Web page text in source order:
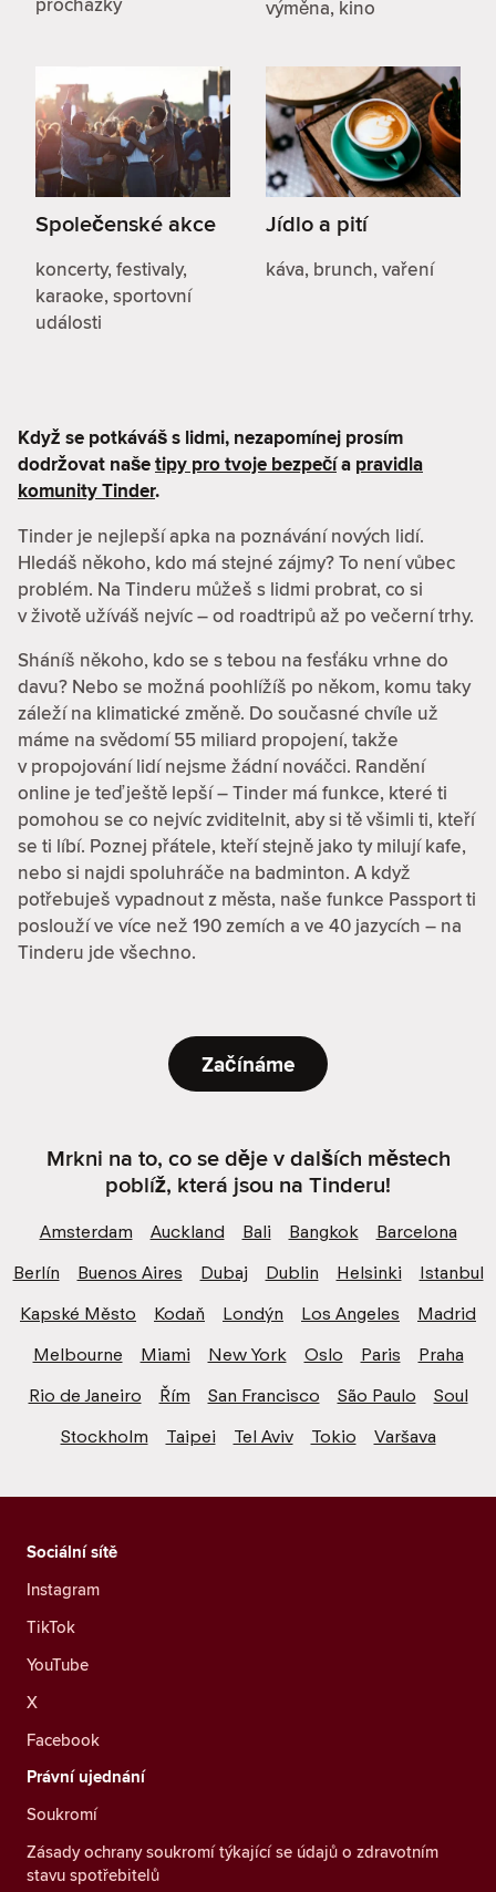
výměna, kino
Společenské akce
koncerty, festivaly,
karaoke, sportovní
události
Jídlo a pití
káva, brunch, vaření
Když se potkáváš s lidmi, nezapomínej prosím
dodržovat našetipy pro tvoje bezpečía pravidla
komunity Tinder.
Tinder je nejlepší apka na poznávání nových lidí.
Hledáš někoho, kdo má stejné zájmy? To není vůbec
problém. Na Tinderu můžeš s lidmi probrat, co si
v životě užíváš nejvíc – od roadtripů až po večerní trhy.
Sháníš někoho, kdo se s tebou na fesťáku vrhne do
davu? Nebo se možná poohlížíš po někom, komu taky
záleží na klimatické změně. Do současné chvíle už
máme na svědomí 55 miliard propojení, takže
v propojování lidí nejsme žádní nováčci. Randění
online je teď ještě lepší – Tinder má funkce, které ti
pomohou se co nejvíc zviditelnit, aby si tě všimli ti, kteří
se ti líbí. Poznej přátele, kteří stejně jako ty milují kafe,
nebo si najdi spoluhráče na badminton. A když
potřebuješ vypadnout z města, naše funkce Passport ti
poslouží ve více než 190 zemích a ve 40 jazycích – na
Tinderu jde všechno.
Začínáme
Mrkni na to, co se děje v dalších městech
poblíž, která jsou na Tinderu!
Amsterdam Auckland Bali Bangkok
Barcelona
Berlín
Buenos Aires Dubaj Dublin Helsinki
Istanbul
Kapské Město
Kodaň Londýn Los Angeles
Madrid
Melbourne
Miami New York Oslo Paris
Praha
Rio de Janeiro
Řím San Francisco São Paulo
Soul
Stockholm
Taipei Tel Aviv Tokio Varšava
Sociální sítě
Instagram
TikTok
YouTube
X
Facebook
Právní ujednání
Soukromí
Zásady ochrany soukromí týkající se údajů o zdravotním
stavu spotřebitelů